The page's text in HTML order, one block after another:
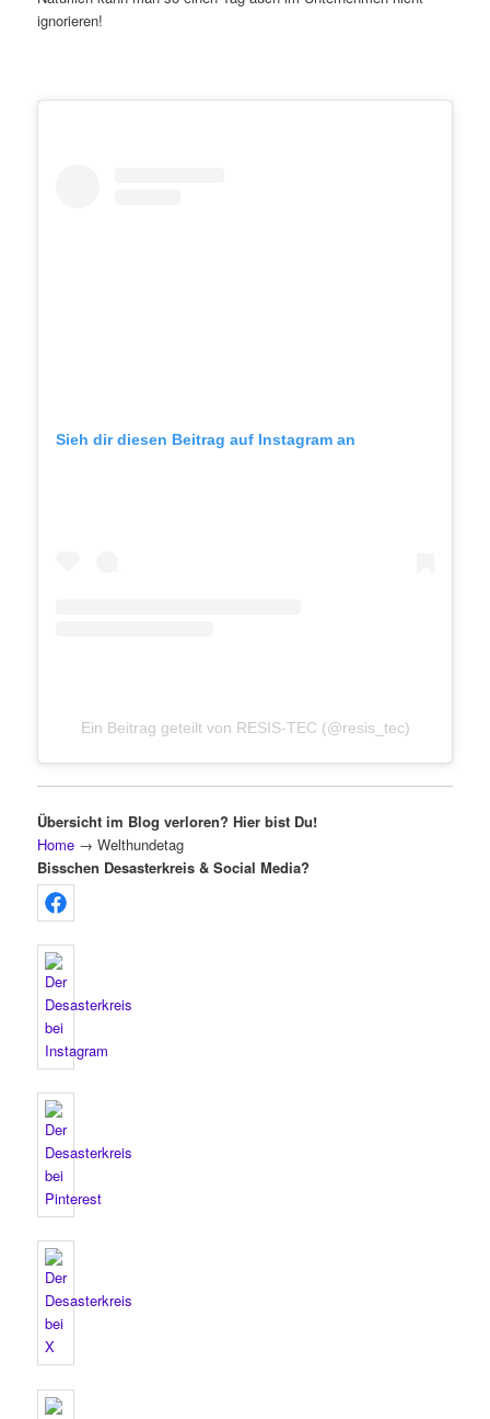
ignorieren!
Sieh dir diesen Beitrag auf Instagram an
Ein Beitrag geteilt von RESIS-TEC (@resis_tec)
Übersicht im Blog verloren? Hier bist Du!
Home → Welthundetag
Bisschen Desasterkreis & Social Media?